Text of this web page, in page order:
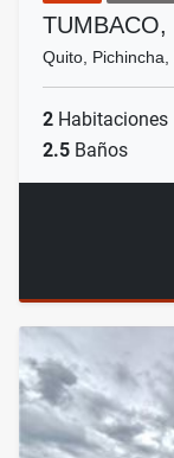
Quito, Pichincha,
2 Habitaciones
2.5 Baños